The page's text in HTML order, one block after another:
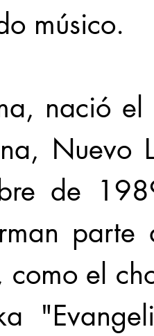
músico.
nació
Nuevo
de
parte
como el